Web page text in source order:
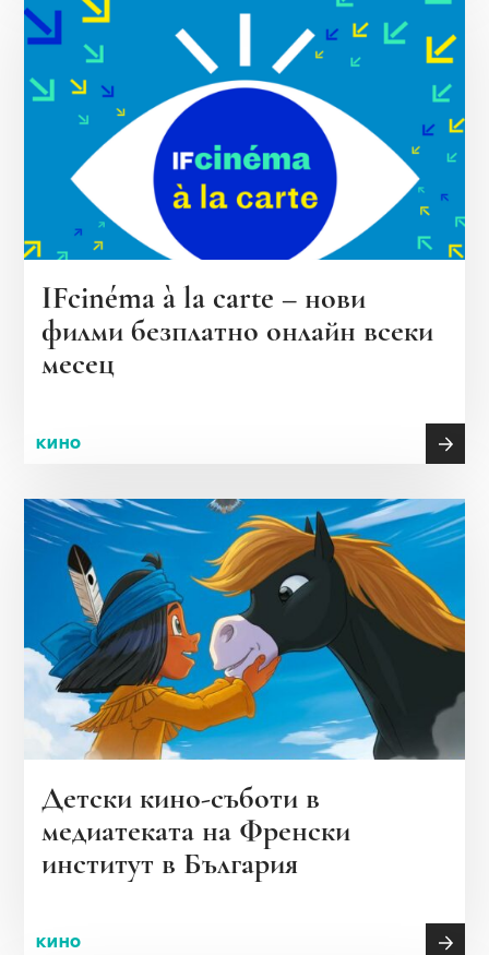
IFcinéma à la carte – нови
филми безплатно онлайн всеки
месец
КИНО
Детски кино-съботи в
медиатеката на Френски
институт в България
КИНО